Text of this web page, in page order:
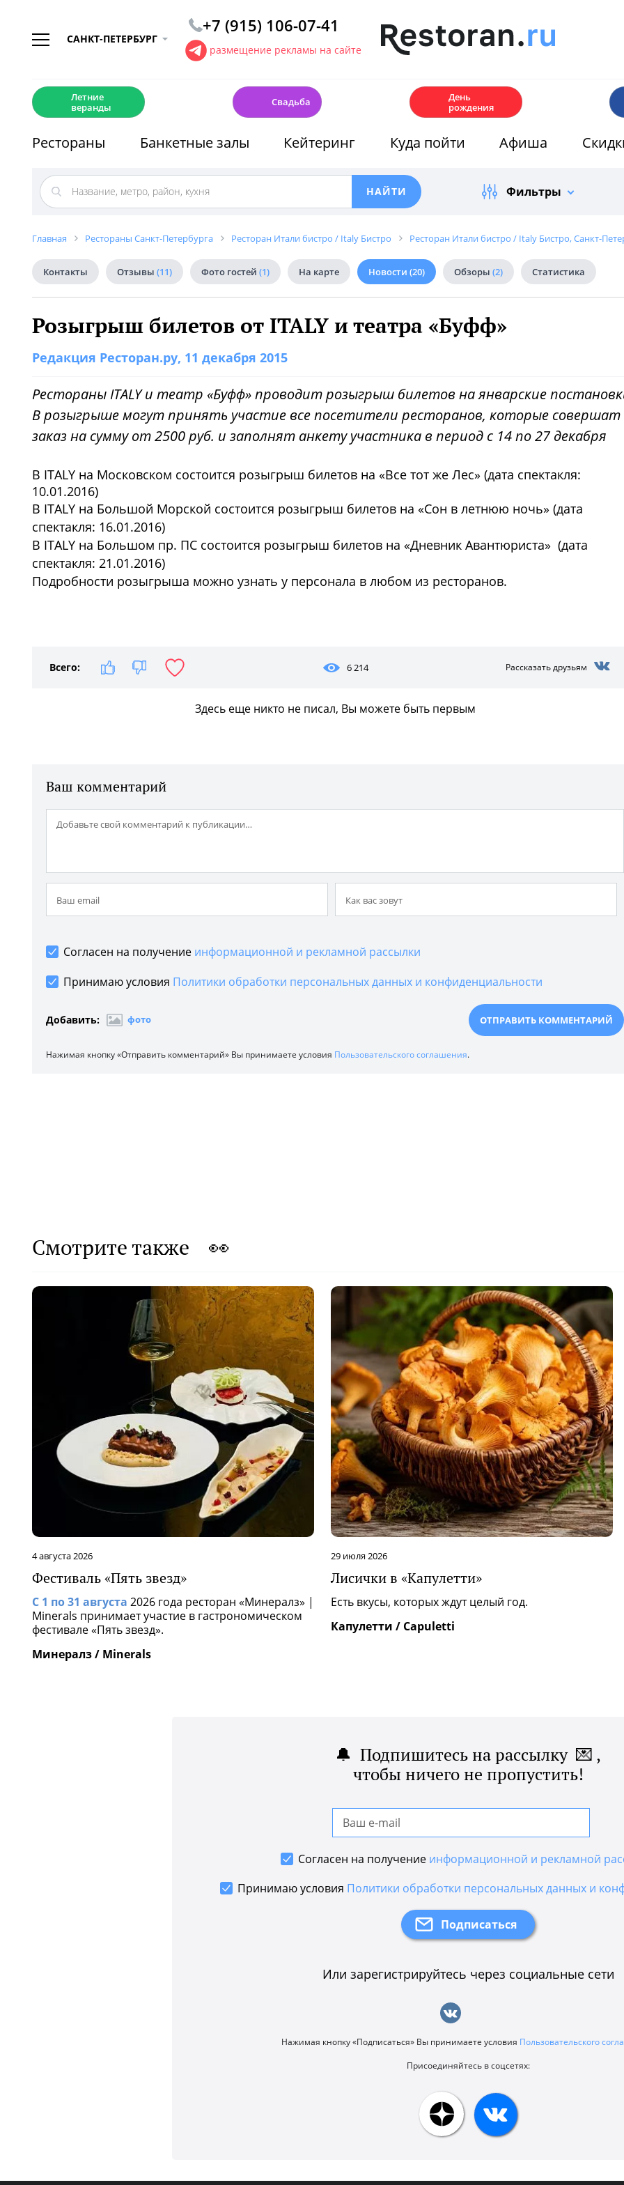
САНКТ-ПЕТЕРБУРГ
+7 (915) 106-07-41
размещение рекламы на сайте
Летние
веранды
Свадьба
День
рождения
Рестораны Банкетные залы Кейтеринг Куда пойти Афиша
Фильтры
Главная Рестораны Санкт-Петербурга Ресторан Итали бистро / Italy Бистро Ресторан Итали бистро / Italy Бистро, Санкт-
Контакты Отзывы (11) Фото гостей (1) На карте Новости (20) Обзоры (2) Статистика
Розыгрыш билетов от ITALY и театра «Буфф»
Редакция Ресторан.ру, 11 декабря 2015
Рестораны ITALY и театр «Буфф» проводит розыгрыш билетов на январские
В розыгрыше могут принять участие все посетители ресторанов, которые совершат
заказ на сумму от 2500 руб. и заполнят анкету участника в период с 14 по 27 декабря
В ITALY на Московском состоится розыгрыш билетов на «Все тот же Лес» (дата спектакля:
10.01.2016)
В ITALY на Большой Морской состоится розыгрыш билетов на «Сон в летнюю ночь» (дата
спектакля: 16.01.2016)
В ITALY на Большом пр. ПС состоится розыгрыш билетов на «Дневник Авантюриста» (дата
спектакля: 21.01.2016)
Подробности розыгрыша можно узнать у персонала в любом из ресторанов.
Всего: 6 214 Рассказать друзьям
Здесь еще никто не писал, Вы можете быть первым
Ваш комментарий
Согласен на получение информационной и рекламной рассылки
Принимаю условия Политики обработки персональных данных и конфиденциальности
Добавить: фото
Нажимая кнопку «Отправить комментарий» Вы принимаете условия Пользовательского соглашения.
Смотрите также 👀
4 августа 2026
Фестиваль «Пять звезд»
С 1 по 31 августа 2026 года ресторан «Минералз» |
Minerals принимает участие в гастрономическом
фестивале «Пять звезд».
Минералз / Minerals
29 июля 2026
Лисички в «Капулетти»
Есть вкусы, которых ждут целый год.
Капулетти / Capuletti
🔔 Подпишитесь на рассылку 💌 ,
чтобы ничего не пропустить!
Согласен на получение информационной и рекламной
Принимаю условия Политики обработки персональных данных и
Или зарегистрируйтесь через социальные сети
Нажимая кнопку «Подписаться» Вы принимаете условия Пользовательского
Присоединяйтесь в соцсетях: